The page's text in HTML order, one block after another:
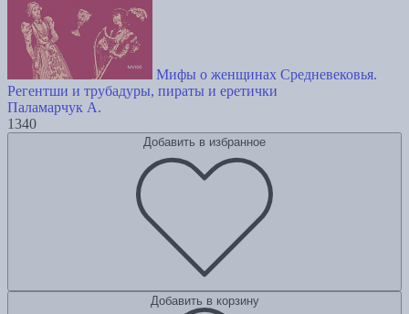
Мифы о женщинах Средневековья.
Регентши и трубадуры, пираты и еретички
Паламарчук А.
1340
Добавить в избранное
Добавить в корзину